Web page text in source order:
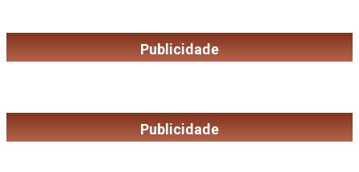
Publicidade
Publicidade